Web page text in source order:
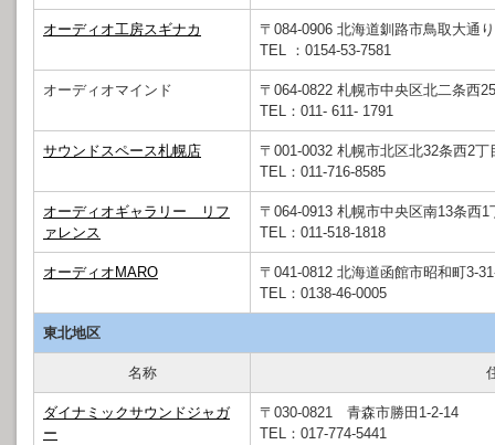
オーディオ工房スギナカ
〒084-0906 北海道釧路市鳥取大通
TEL ：0154-53-7581
オーディオマインド
〒064-0822 札幌市中央区北二条西
TEL：011- 611- 1791
サウンドスペース札幌店
〒001-0032 札幌市北区北32条西2丁
TEL：011-716-8585
オーディオギャラリー リフ
ァレンス
〒064-0913 札幌市中央区南13条西
TEL：011-518-1818
オーディオMARO
〒041-0812 北海道函館市昭和町3-
TEL：0138-46-0005
東北地区
名称
ダイナミックサウンドジャガ
ー
〒030-0821 青森市勝田1-2-14
TEL：017-774-5441